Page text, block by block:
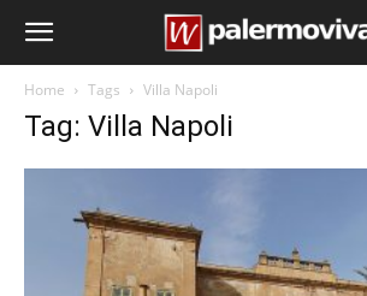
Home Tags Villa Napoli
Tag: Villa Napoli